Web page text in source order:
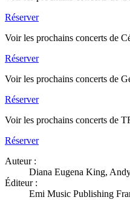
Réserver
Voir les prochains concerts de
Réserver
Voir les prochains concerts de
Réserver
Voir les prochains concerts
Réserver
Auteur :
Diana Eugena King,
Éditeur :
Emi Music Publishing